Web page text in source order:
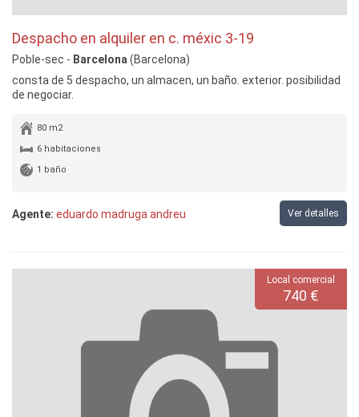
Despacho en alquiler en c. méxic 3-19
Poble-sec - Barcelona (Barcelona)
consta de 5 despacho, un almacen, un baño. exterior. posibilidad
de negociar.
80 m2
6 habitaciones
1 baño
Agente: eduardo madruga andreu Ver detalles
Local comercial
740 €